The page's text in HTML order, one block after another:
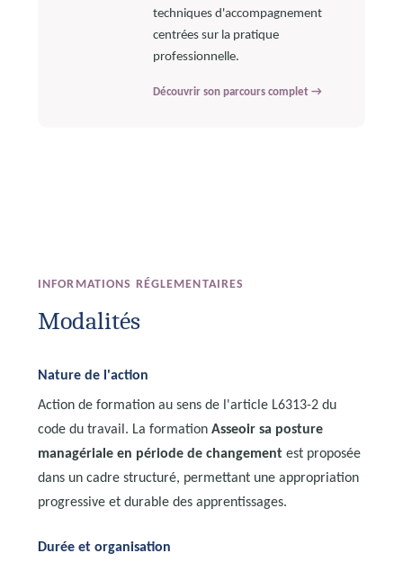
techniques d'accompagnement
centrées sur la pratique
professionnelle.
Découvrir son parcours complet →
INFORMATIONS RÉGLEMENTAIRES
Modalités
Nature de l'action
Action de formation au sens de l'article L6313-2 du
code du travail. La formation Asseoir sa posture
managériale en période de changement est proposée
dans un cadre structuré, permettant une appropriation
progressive et durable des apprentissages.
Durée et organisation